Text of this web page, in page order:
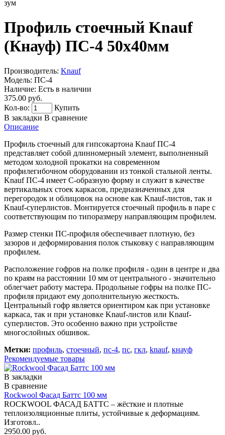
зум
Профиль стоечный Knauf
(Кнауф) ПС-4 50x40мм
Производитель: Knauf
Модель: ПС-4
Наличие: Есть в наличии
375.00 руб.
Кол-во:
Купить
В закладки В сравнение
Описание
Профиль стоечный для гипсокартона Knauf ПС-4
представляет собой длинномерный элемент, выполненный
методом холодной прокатки на современном
профилегибочном оборудовании из тонкой стальной ленты.
Knauf ПС-4 имеет С-образную форму и служит в качестве
вертикальных стоек каркасов, предназначенных для
перегородок и облицовок на основе как Knauf-листов, так и
Knauf-суперлистов. Монтируется стоечный профиль в паре с
соответствующим по типоразмеру направляющим профилем.
Размер стенки ПС-профиля обеспечивает плотную, без
зазоров и деформирования полок стыковку с направляющим
профилем.
Расположение гофров на полке профиля - один в центре и два
по краям на расстоянии 10 мм от центрального - значительно
облегчает работу мастера. Продольные гофры на полке ПС-
профиля придают ему дополнительную жесткость.
Центральный гофр является ориентиром как при установке
каркаса, так и при установке Knauf-листов или Knauf-
суперлистов. Это особенно важно при устрой­стве
многослойных обшивок.
Метки: профиль, стоечный, пс-4, пс, гкл, knauf, кнауф
Рекомендуемые товары
В закладки
В сравнение
Rockwool Фасад Баттс 100 мм
ROCKWOOL ФАСАД БАТТС – жёсткие и плотные
теплоизоляционные плиты, устойчивые к деформациям.
Изготовл..
2950.00 руб.